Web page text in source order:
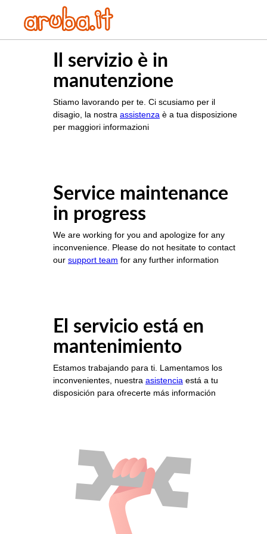
Il servizio è in
manutenzione
Stiamo lavorando per te. Ci scusiamo per il
disagio, la nostra assistenza è a tua disposizione
per maggiori informazioni
Service maintenance
in progress
We are working for you and apologize for any
inconvenience. Please do not hesitate to contact
our support team for any further information
El servicio está en
mantenimiento
Estamos trabajando para ti. Lamentamos los
inconvenientes, nuestra asistencia está a tu
disposición para ofrecerte más información